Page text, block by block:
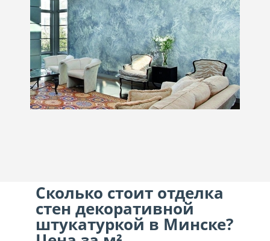
Сколько стоит отделка
стен декоративной
штукатуркой в Минске?